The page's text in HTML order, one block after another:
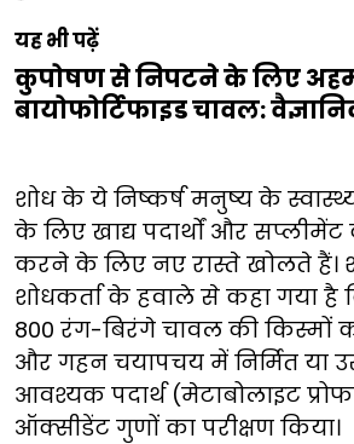
यह भी पढ़ें
कुपोषण से निपटने के लिए
बायोफोर्टिफाइड चावल:
शोध के ये निष्कर्ष मनुष्य के
के लिए खाद्य पदार्थों और
करने के लिए नए रास्ते खोलते हैं।
शोधकर्ता के हवाले से कहा गया
800 रंग-बिरंगे चावल की किस्मों
और गहन चयापचय में निर्मित या
आवश्यक पदार्थ (मेटाबोलाइट
ऑक्सीडेंट गुणों का परीक्षण किया।